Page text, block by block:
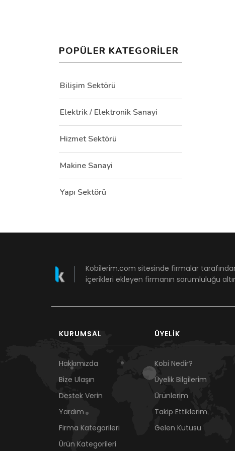
POPÜLER KATEGORILER
Bilişim Sektörü
Elektrik / Elektronik Sanayi
Hizmet Sektörü
Makine Sanayi
Yapı Sektörü
Kobilerim.com sitesinde firmalar
içerikleri ekleyen firmanın sorumluluğu
KURUMSAL
Hakkımızda
Bize Ulaşın
Destek Verin
Yardım
Firma Kategorileri
Ürün Kategorileri
ÜYELIK
Kobi Nedir?
Üyelik Bilgilerim
Ürünlerim
Takip Ettiklerim
Gelen Kutusu